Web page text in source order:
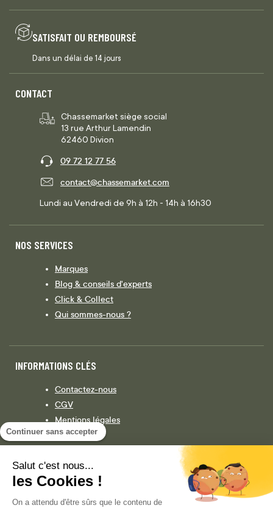
Continuer sans accepter
Salut c'est nous...
les Cookies !
On a attendu d'être sûrs que le contenu de
SATISFAIT OU REMBOURSÉ
Dans un délai de 14 jours
CONTACT
Chassemarket siège social
13 rue Arthur Lamendin
62460 Divion
09 72 12 77 56
contact@chassemarket.com
Lundi au Vendredi de 9h à 12h - 14h à 16h30
NOS SERVICES
Marques
Blog & conseils d'experts
Click & Collect
Qui sommes-nous ?
INFORMATIONS CLÉS
Contactez-nous
CGV
Mentions légales
Législation
Facebook Instagram